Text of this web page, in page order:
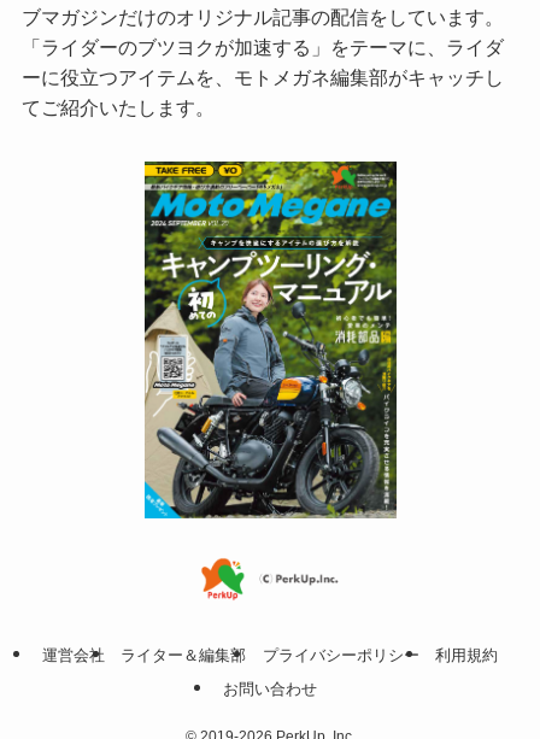
ブマガジンだけのオリジナル記事の配信をしています。
「ライダーのブツヨクが加速する」をテーマに、ライダ
ーに役立つアイテムを、モトメガネ編集部がキャッチし
てご紹介いたします。
運営会社 ライター＆編集部 プライバシーポリシー
利用規約
お問い合わせ